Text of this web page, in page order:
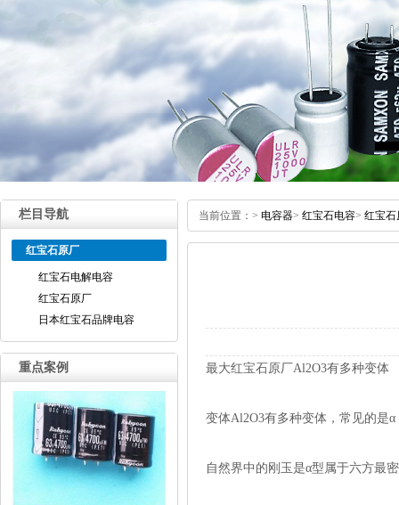
栏目导航
红宝石原厂
红宝石电解电容
红宝石原厂
日本红宝石品牌电容
重点案例
当前位置： > 电容器> 红宝石电容> 红宝石
最大红宝石原厂Al2O3有多种变体
变体Al2O3有多种变体，常见的是
自然界中的刚玉是α型属于六方最